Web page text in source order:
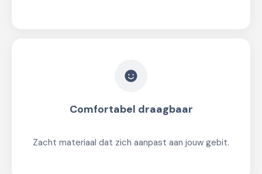
Comfortabel draagbaar
Zacht materiaal dat zich aanpast aan jouw gebit.